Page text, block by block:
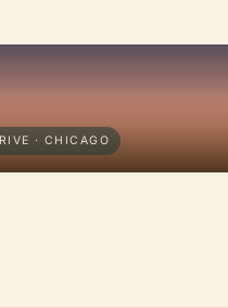
· CHICAGO